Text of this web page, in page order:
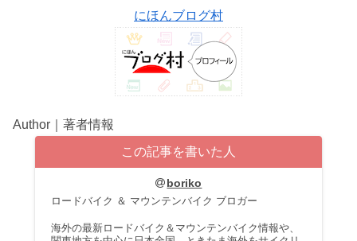
にほんブログ村
Author｜著者情報
この記事を書いた人
boriko
ロードバイク ＆ マウンテンバイク ブロガー
海外の最新ロードバイク＆マウンテンバイク情報や、